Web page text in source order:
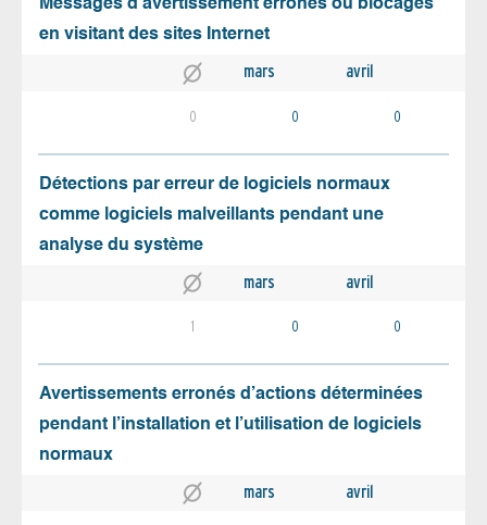
Messages d’avertissement erronés ou blocages
en visitant des sites Internet
mars avril
0 0 0
Détections par erreur de logiciels normaux
comme logiciels malveillants pendant une
analyse du système
mars avril
1 0 0
Avertissements erronés d’actions déterminées
pendant l’installation et l’utilisation de logiciels
normaux
mars avril